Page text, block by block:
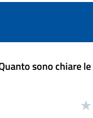
sono chiare